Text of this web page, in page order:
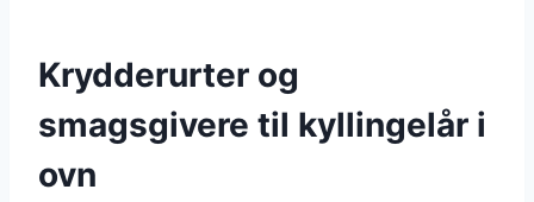
Krydderurter og
smagsgivere til kyllingelår i
ovn